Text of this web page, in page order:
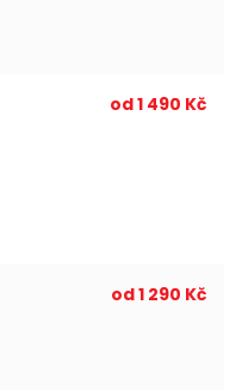
od 1 490 Kč
od 1 290 Kč